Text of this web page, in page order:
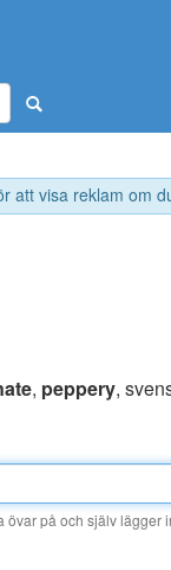
visa reklam om
, peppery,
på och själv lägger